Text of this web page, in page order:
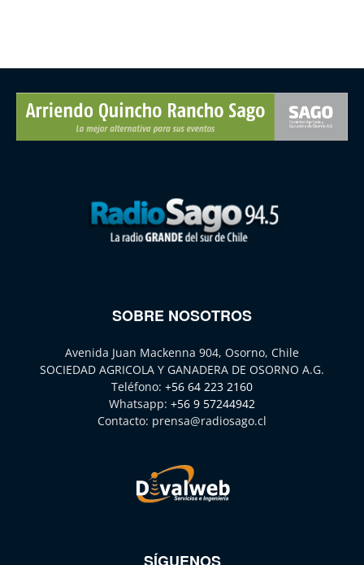
SOBRE NOSOTROS
Avenida Juan Mackenna 904, Osorno, Chile
SOCIEDAD AGRICOLA Y GANADERA DE OSORNO A.G.
Teléfono: +56 64 223 2160
Whatsapp: +56 9 57244942
Contacto: prensa@radiosago.cl